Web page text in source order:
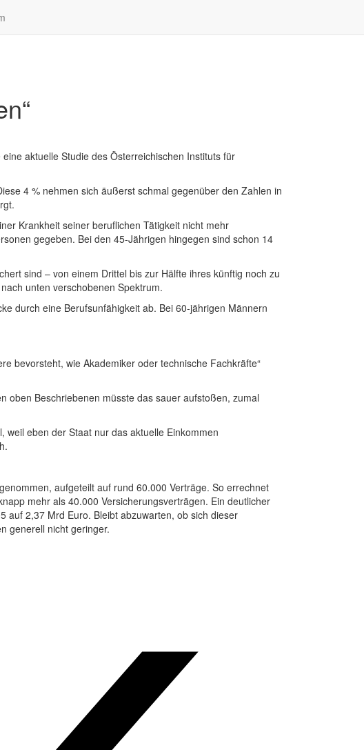
aktuelle Studie des Österreichischen Instituts für
4 % nehmen sich äußerst schmal gegenüber den Zahlen in
Krankheit seiner beruflichen Tätigkeit nicht mehr
gegeben. Bei den 45-Jährigen hingegen sind schon 14
sind – von einem Drittel bis zur Hälfte ihres künftig noch zu
unten verschobenen Spektrum.
durch eine Berufsunfähigkeit ab. Bei 60-jährigen Männern
bevorsteht, wie Akademiker oder technische Fachkräfte“
oben Beschriebenen müsste das sauer aufstoßen, zumal
weil eben der Staat nur das aktuelle Einkommen
aufgeteilt auf rund 60.000 Verträge. So errechnet
mehr als 40.000 Versicherungsverträgen. Ein deutlicher
auf 2,37 Mrd Euro. Bleibt abzuwarten, ob sich dieser
generell nicht geringer.